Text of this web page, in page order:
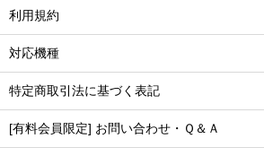
利用規約
対応機種
特定商取引法に基づく表記
[有料会員限定] お問い合わせ・Ｑ＆Ａ